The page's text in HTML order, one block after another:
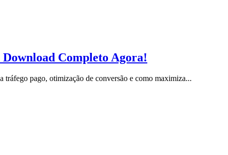
Completo Agora!
pago, otimização de conversão e como maximiza...